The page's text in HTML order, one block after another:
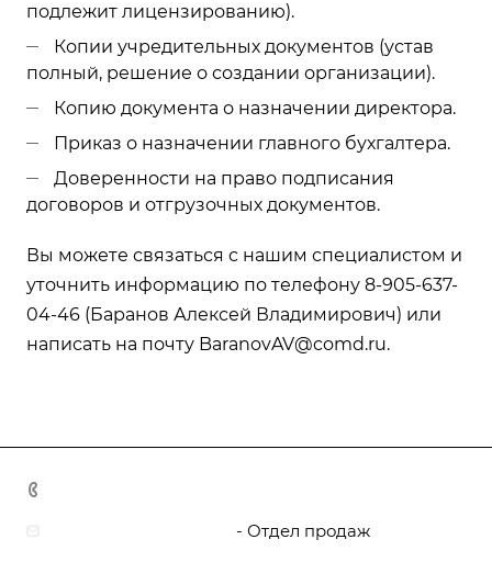
подлежит лицензированию).
Копии учредительных документов (устав
полный, решение о создании организации).
Копию документа о назначении директора.
Приказ о назначении главного бухгалтера.
Доверенности на право подписания
договоров и отгрузочных документов.
Вы можете связаться с нашим специалистом и
уточнить информацию по телефону 8-905-637-
04-46 (Баранов Алексей Владимирович) или
написать на почту BaranovAV@comd.ru.
- Отдел продаж